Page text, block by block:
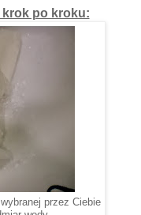
krok po kroku:
przez Ciebie